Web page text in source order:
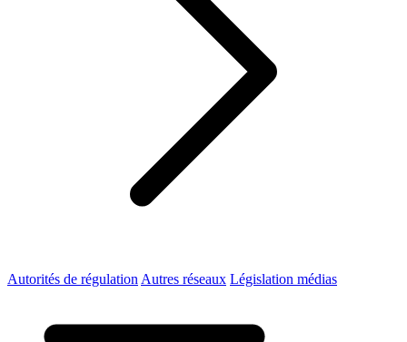
Autorités de régulation Autres réseaux Législation médias